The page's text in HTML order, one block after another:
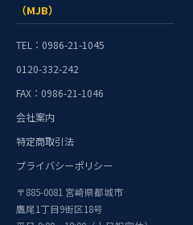
（MJB）
TEL：0986-21-1045
0120-332-242
FAX：0986-21-1046
会社案内
特定商取引法
プライバシーポリシー
〒885-0081 宮崎県都城市
鷹尾1丁目9街区18号